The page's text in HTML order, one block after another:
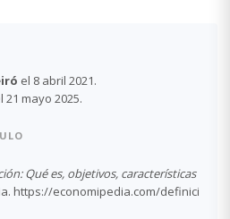
el 8 abril 2021.
mayo 2025.
Qué es, objetivos, características
https://economipedia.com/definici